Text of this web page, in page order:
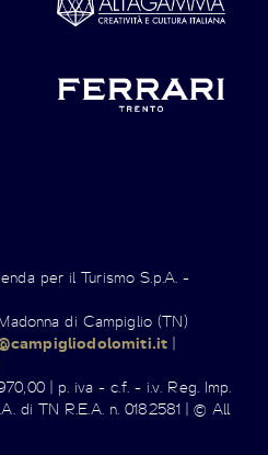
per il Turismo S.p.A. -
di Campiglio (TN)
|
| p. iva - c.f. - i.v. Reg. Imp.
di TN R.E.A. n. 0182581 | © All